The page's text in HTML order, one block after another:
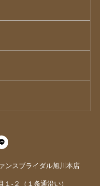
ンスブライダル旭川本店
-２（１条通沿い）